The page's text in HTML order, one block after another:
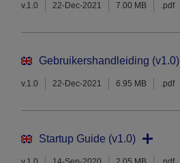
v.1.0 22-Dec-2021 7.00 MB .pdf
Gebruikershandleiding (v1.0)
v.1.0 22-Dec-2021 6.95 MB .pdf
Startup Guide (v1.0)